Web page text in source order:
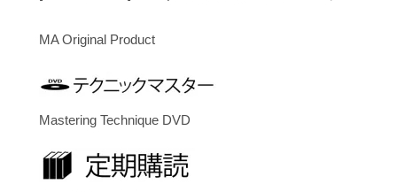
MA Original Product
Mastering Technique DVD